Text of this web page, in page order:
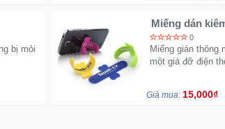
bị mỏi
Miếng dán
0
Miếng gián thông
một giá đỡ điện
Giá mua: 15,000₫